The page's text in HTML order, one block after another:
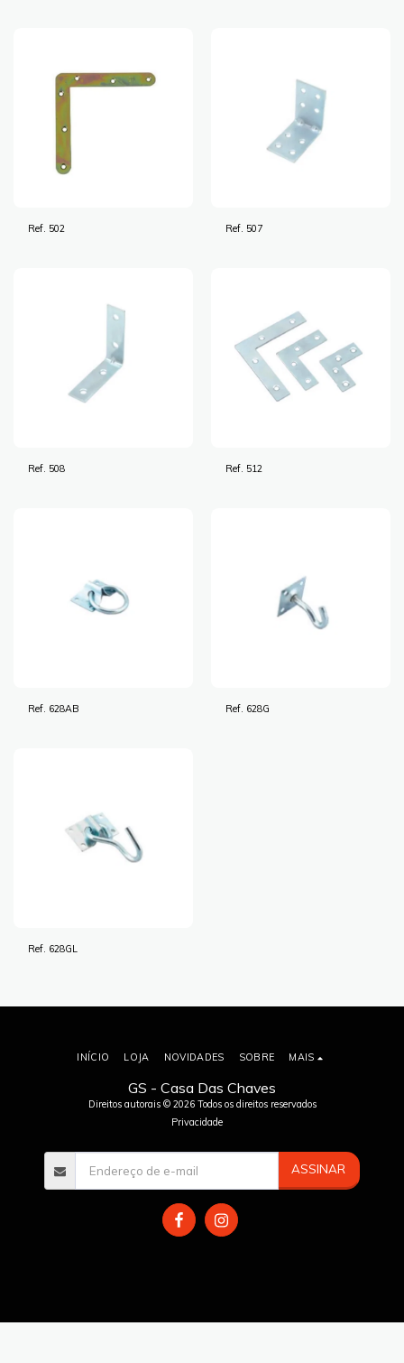
Ref. 502 Ref. 507
Ref. 508 Ref. 512
Ref. 628AB Ref. 628G
Ref. 628GL
GS - Casa Das Chaves
Direitos autorais © 2026 Todos os direitos reservados
Privacidade
INÍCIO LOJA NOVIDADES SOBRE MAIS
ASSINAR